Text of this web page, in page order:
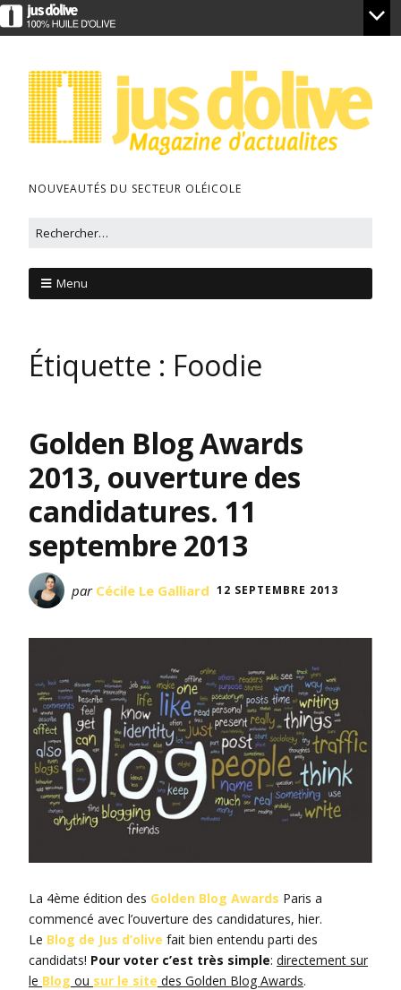
NOUVEAUTÉS DU SECTEUR OLÉICOLE
Menu
Étiquette : Foodie
Golden Blog Awards
2013, ouverture des
candidatures. 11
septembre 2013
par Cécile Le Galliard 12 SEPTEMBRE 2013
La 4ème édition des Golden Blog Awards Paris a
commencé avec l’ouverture des candidatures, hier.
Le Blog de Jus d’olive fait bien entendu parti des
candidats! Pour voter c’est très simple: directement sur
le Blog ou sur le site des Golden Blog Awards.